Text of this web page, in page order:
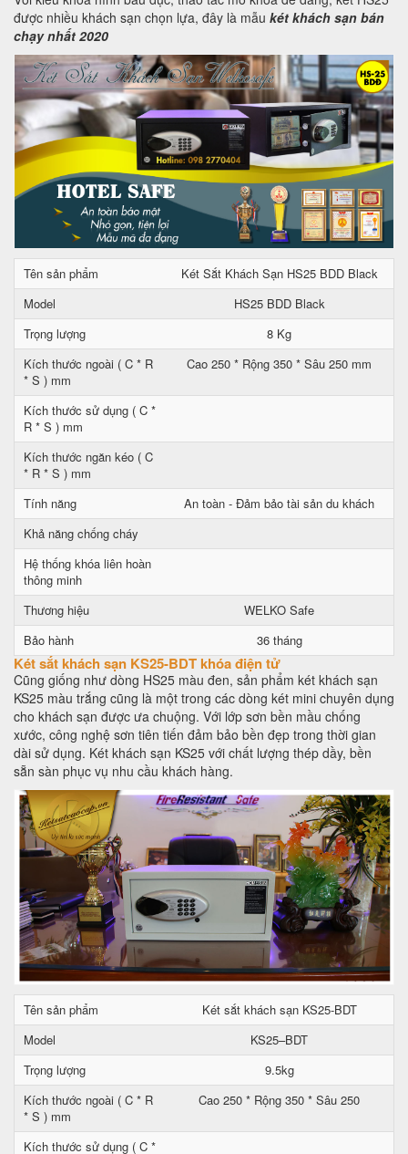
được nhiều khách sạn chọn lựa, đây là mẫu két khách sạn bán
chạy nhất 2020
Tên sản phẩm
Két Sắt Khách Sạn HS25 BDD Black
Model
HS25 BDD Black
Trọng lượng
8 Kg
Kích thước ngoài ( C * R
* S ) mm
Cao 250 * Rộng 350 * Sâu 250 mm
Kích thước sử dụng ( C *
R * S ) mm
Kích thước ngăn kéo ( C
* R * S ) mm
Tính năng
An toàn - Đảm bảo tài sản du khách
Khả năng chống cháy
Hệ thống khóa liên hoàn
thông minh
Thương hiệu
WELKO Safe
Bảo hành
36 tháng
Két sắt khách sạn KS25-BDT khóa điện tử
Cũng giống như dòng HS25 màu đen, sản phẩm két khách sạn
KS25 màu trắng cũng là một trong các dòng két mini chuyên dụng
cho khách sạn được ưa chuộng. Với lớp sơn bền mầu chống
xước, công nghệ sơn tiên tiến đảm bảo bền đẹp trong thời gian
dài sử dụng. Két khách sạn KS25 với chất lượng thép dầy, bền
sẵn sàn phục vụ nhu cầu khách hàng.
Tên sản phẩm
Két sắt khách sạn KS25-BDT
Model
KS25–BDT
Trọng lượng
9.5kg
Kích thước ngoài ( C * R
* S ) mm
Cao 250 * Rộng 350 * Sâu 250
Kích thước sử dụng ( C *